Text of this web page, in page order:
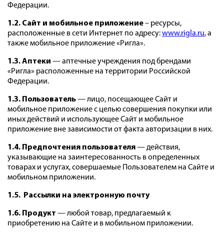
Федерации.
1.2. Сайт и мобильное приложение– ресурсы,
расположенные в сети Интернет по адресу:www.rigla.ru,а
также мобильное приложение «Ригла».
1.3. Аптеки — аптечные учреждения под брендами
«Ригла» расположенные на территории Российской
Федерации.
1.3. Пользователь— лицо, посещающее Сайт и
мобильное приложение с целью совершения покупки или
иных действий и использующее Сайт и мобильное
приложение вне зависимости от факта авторизации в них.
1.4. Предпочтения пользователя— действия,
указывающие на заинтересованность в определенных
товарах и услугах,совершаемые Пользователем на Сайте и
мобильном приложении.
1.5. Рассылки на электронную почту
1.6. Продукт — любой товар, предлагаемый к
приобретению на Сайте и в мобильном приложении.